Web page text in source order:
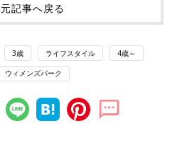
元記事へ戻る
3歳 ライフスタイル 4歳～
ウィメンズパーク